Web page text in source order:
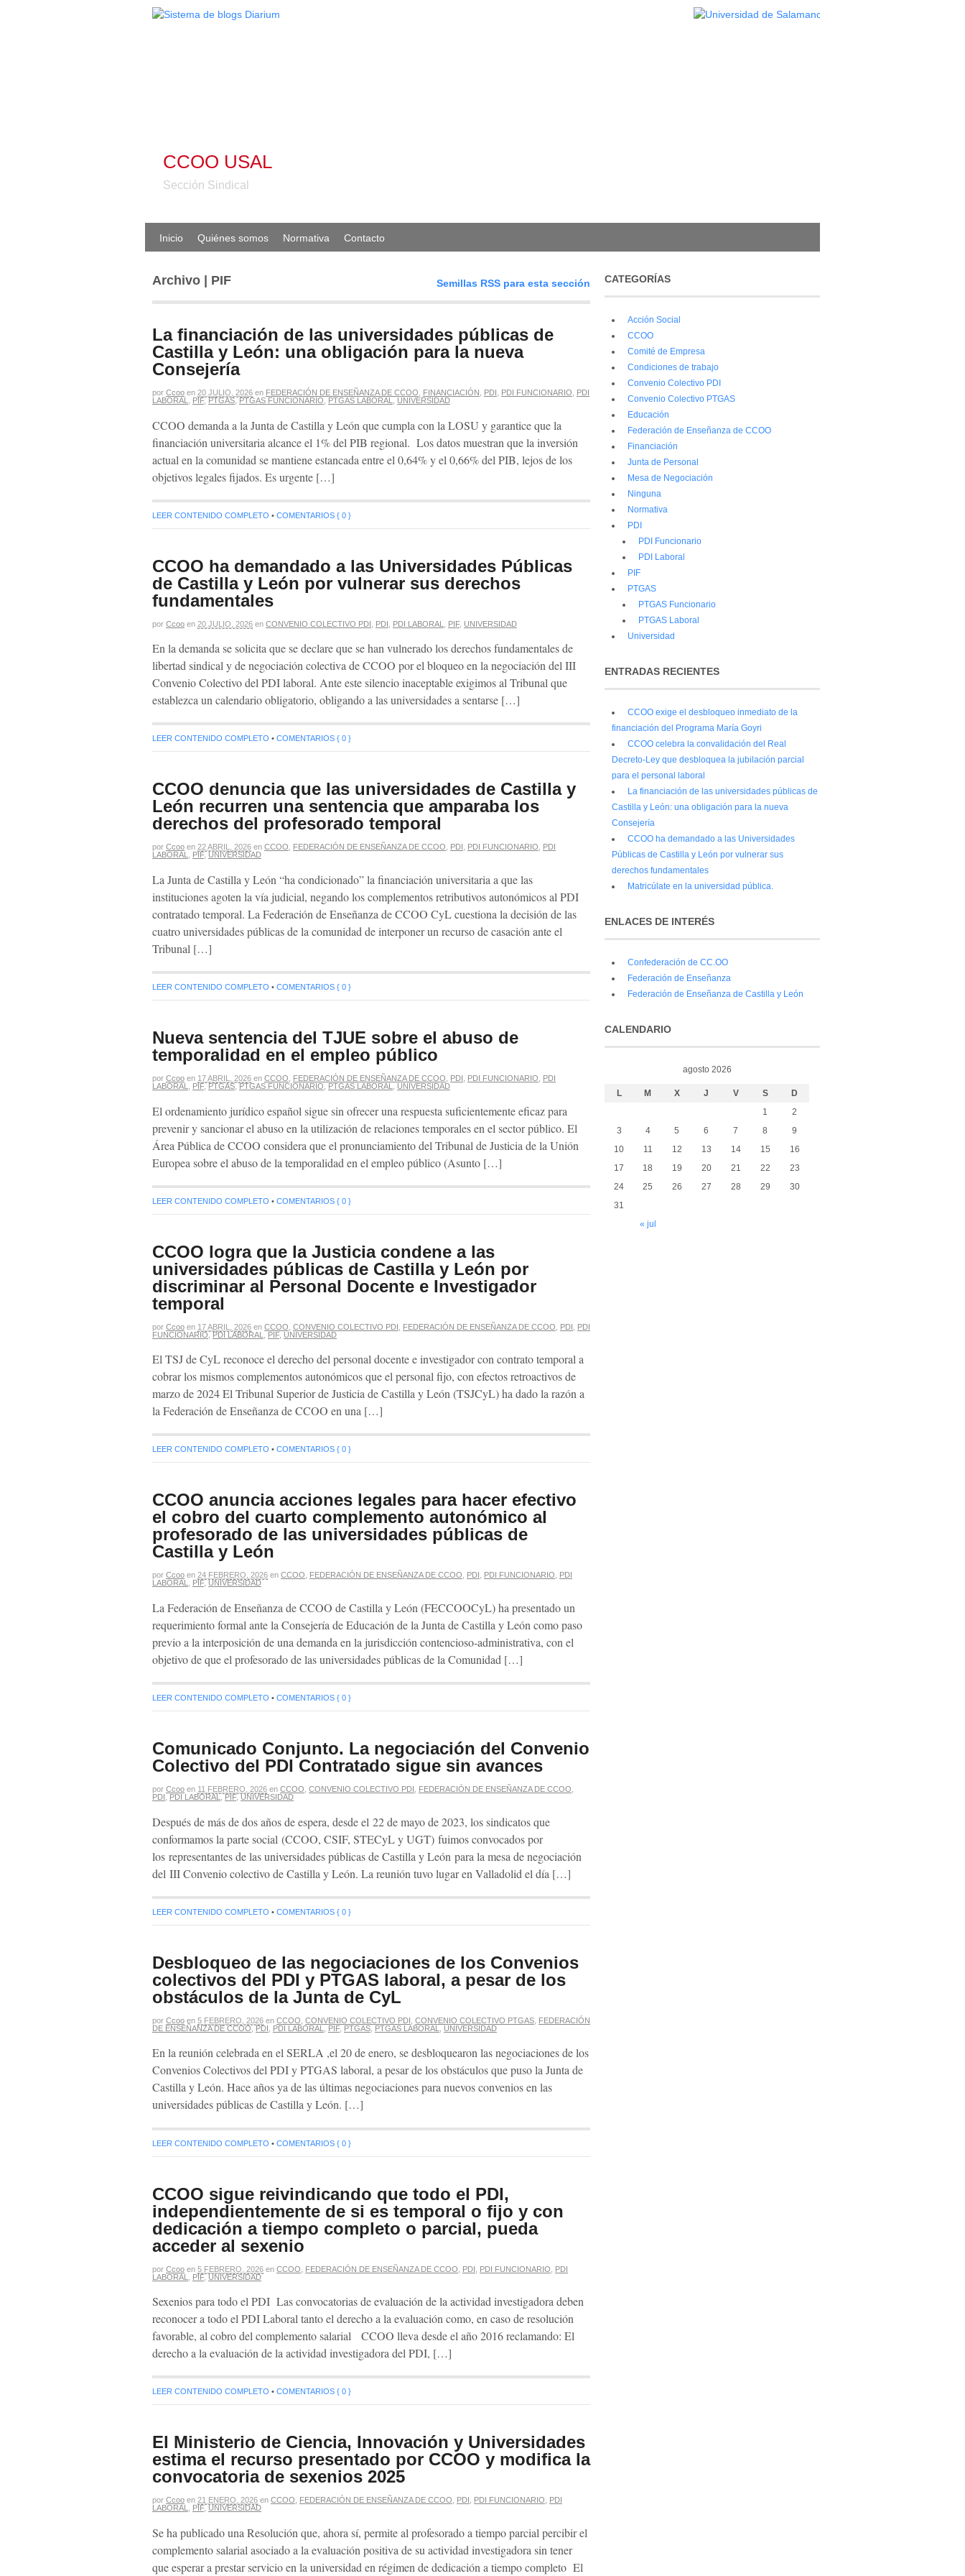
CCOO USAL
Sección Sindical
Inicio Quiénes somos Normativa Contacto
Archivo | PIF Semillas RSS para esta sección
La financiación de las universidades públicas de
Castilla y León: una obligación para la nueva
Consejería
por Ccoo en 20 JULIO, 2026 en FEDERACIÓN DE ENSEÑANZA DE CCOO FINANCIACIÓN PDI PDI FUNCIONARIO
PDI
LABORAL
PIF,PTGAS,PTGAS FUNCIONARIO PTGAS LABORAL UNIVERSIDAD
CCOO demanda a la Junta de Castilla y León que cumpla con la LOSU y garantice que la
financiación universitaria alcance el 1% del PIB regional. Los datos muestran que la inversión
actual en la comunidad se mantiene estancada entre el 0,64% y el 0,66% del PIB, lejos de los
objetivos legales fijados. Es urgente […]
LEER CONTENIDO COMPLETO • COMENTARIOS { 0 }
CCOO ha demandado a las Universidades Públicas
de Castilla y León por vulnerar sus derechos
fundamentales
por Ccoo en 20 JULIO, 2026 en CONVENIO COLECTIVO PDI PDI PDI LABORAL PIF, UNIVERSIDAD
En la demanda se solicita que se declare que se han vulnerado los derechos fundamentales de
libertad sindical y de negociación colectiva de CCOO por el bloqueo en la negociación del III
Convenio Colectivo del PDI laboral. Ante este silencio inaceptable exigimos al Tribunal que
establezca un calendario obligatorio, obligando a las universidades a sentarse […]
LEER CONTENIDO COMPLETO • COMENTARIOS { 0 }
CCOO denuncia que las universidades de Castilla y
León recurren una sentencia que amparaba los
derechos del profesorado temporal
por Ccoo en 22 ABRIL, 2026 en CCOO FEDERACIÓN DE ENSEÑANZA DE CCOO PDI PDI FUNCIONARIO
PDI
LABORAL
PIF, UNIVERSIDAD
La Junta de Castilla y León “ha condicionado” la financiación universitaria a que las
instituciones agoten la vía judicial, negando los complementos retributivos autonómicos al PDI
contratado temporal. La Federación de Enseñanza de CCOO CyL cuestiona la decisión de las
cuatro universidades públicas de la comunidad de interponer un recurso de casación ante el
Tribunal […]
LEER CONTENIDO COMPLETO • COMENTARIOS { 0 }
Nueva sentencia del TJUE sobre el abuso de
temporalidad en el empleo público
por Ccoo en 17 ABRIL, 2026 en CCOO FEDERACIÓN DE ENSEÑANZA DE CCOO PDI PDI FUNCIONARIO
PDI
LABORAL
PIF,PTGAS,PTGAS FUNCIONARIO PTGAS LABORAL UNIVERSIDAD
El ordenamiento jurídico español sigue sin ofrecer una respuesta suficientemente eficaz para
prevenir y sancionar el abuso en la utilización de relaciones temporales en el sector público. El
Área Pública de CCOO considera que el pronunciamiento del Tribunal de Justicia de la Unión
Europea sobre el abuso de la temporalidad en el empleo público (Asunto […]
LEER CONTENIDO COMPLETO • COMENTARIOS { 0 }
CCOO logra que la Justicia condene a las
universidades públicas de Castilla y León por
discriminar al Personal Docente e Investigador
temporal
por Ccoo en 17 ABRIL, 2026 en CCOO CONVENIO COLECTIVO PDI FEDERACIÓN DE ENSEÑANZA DE CCOO PDI
PDI
FUNCIONARIO,PDI LABORAL PIF, UNIVERSIDAD
El TSJ de CyL reconoce el derecho del personal docente e investigador con contrato temporal a
cobrar los mismos complementos autonómicos que el personal fijo, con efectos retroactivos de
marzo de 2024 El Tribunal Superior de Justicia de Castilla y León (TSJCyL) ha dado la razón a
la Federación de Enseñanza de CCOO en una […]
LEER CONTENIDO COMPLETO • COMENTARIOS { 0 }
CCOO anuncia acciones legales para hacer efectivo
el cobro del cuarto complemento autonómico al
profesorado de las universidades públicas de
Castilla y León
por Ccoo en 24 FEBRERO, 2026 en CCOO, FEDERACIÓN DE ENSEÑANZA DE CCOO, PDI , PDI FUNCIONARIO, PDI
LABORAL, PIF, UNIVERSIDAD
La Federación de Enseñanza de CCOO de Castilla y León (FECCOOCyL) ha presentado un
requerimiento formal ante la Consejería de Educación de la Junta de Castilla y León como paso
previo a la interposición de una demanda en la jurisdicción contencioso-administrativa, con el
objetivo de que el profesorado de las universidades públicas de la Comunidad […]
LEER CONTENIDO COMPLETO • COMENTARIOS { 0 }
Comunicado Conjunto. La negociación del Convenio
Colectivo del PDI Contratado sigue sin avances
por Ccoo en 11 FEBRERO, 2026 en CCOO CONVENIO COLECTIVO PDI FEDERACIÓN DE ENSEÑANZA DE CCOO
PDI
PDI LABORAL,PIF,UNIVERSIDAD
Después de más de dos años de espera, desde el 22 de mayo de 2023, los sindicatos que
conformamos la parte social (CCOO, CSIF, STECyL y UGT) fuimos convocados por
los representantes de las universidades públicas de Castilla y León para la mesa de negociación
del III Convenio colectivo de Castilla y León. La reunión tuvo lugar en Valladolid el día […]
LEER CONTENIDO COMPLETO • COMENTARIOS { 0 }
Desbloqueo de las negociaciones de los Convenios
colectivos del PDI y PTGAS laboral, a pesar de los
obstáculos de la Junta de CyL
por Ccoo en 5 FEBRERO, 2026 en CCOO CONVENIO COLECTIVO PDI CONVENIO COLECTIVO PTGAS FEDERACIÓN
DE ENSEÑANZA DE CCOO,PDI PDI LABORAL PIF, PTGAS PTGAS LABORAL UNIVERSIDAD
En la reunión celebrada en el SERLA ,el 20 de enero, se desbloquearon las negociaciones de los
Convenios Colectivos del PDI y PTGAS laboral, a pesar de los obstáculos que puso la Junta de
Castilla y León. Hace años ya de las últimas negociaciones para nuevos convenios en las
universidades públicas de Castilla y León. […]
LEER CONTENIDO COMPLETO • COMENTARIOS { 0 }
CCOO sigue reivindicando que todo el PDI,
independientemente de si es temporal o fijo y con
dedicación a tiempo completo o parcial, pueda
acceder al sexenio
por Ccoo en 5 FEBRERO, 2026 en CCOO FEDERACIÓN DE ENSEÑANZA DE CCOO PDI PDI FUNCIONARIO
PDI
LABORAL
PIF,UNIVERSIDAD
Sexenios para todo el PDI Las convocatorias de evaluación de la actividad investigadora deben
reconocer a todo el PDI Laboral tanto el derecho a la evaluación como, en caso de resolución
favorable, al cobro del complemento salarial CCOO lleva desde el año 2016 reclamando: El
derecho a la evaluación de la actividad investigadora del PDI, […]
LEER CONTENIDO COMPLETO • COMENTARIOS { 0 }
El Ministerio de Ciencia, Innovación y Universidades
estima el recurso presentado por CCOO y modifica la
convocatoria de sexenios 2025
por Ccoo en 21 ENERO, 2026 en CCOO FEDERACIÓN DE ENSEÑANZA DE CCOO PDI PDI FUNCIONARIO
PDI
LABORAL
PIF,UNIVERSIDAD
Se ha publicado una Resolución que, ahora sí, permite al profesorado a tiempo parcial percibir el
complemento salarial asociado a la evaluación positiva de su actividad investigadora sin tener
que esperar a prestar servicio en la universidad en régimen de dedicación a tiempo completo El
CATEGORÍAS
Acción Social
CCOO
Comité de Empresa
Condiciones de trabajo
Convenio Colectivo PDI
Convenio Colectivo PTGAS
Educación
Federación de Enseñanza de CCOO
Financiación
Junta de Personal
Mesa de Negociación
Ninguna
Normativa
PDI
PDI Funcionario
PDI Laboral
PIF
PTGAS
PTGAS Funcionario
PTGAS Laboral
Universidad
ENTRADAS RECIENTES
CCOO exige el desbloqueo inmediato de la
financiación del Programa María Goyri
CCOO celebra la convalidación del Real
Decreto-Ley que desbloquea la jubilación parcial
para el personal laboral
La financiación de las universidades públicas de
Castilla y León: una obligación para la nueva
Consejería
CCOO ha demandado a las Universidades
Públicas de Castilla y León por vulnerar sus
derechos fundamentales
Matricúlate en la universidad pública.
ENLACES DE INTERÉS
Confederación de CC.OO
Federación de Enseñanza
Federación de Enseñanza de Castilla y León
CALENDARIO
agosto 2026
L M X J V S D
« jul
1
2
3
4 5 6 7 8
9
10
11 12 13 14 15
16
17
18 19 20 21 22
23
24
25 26 27 28 29
30
31